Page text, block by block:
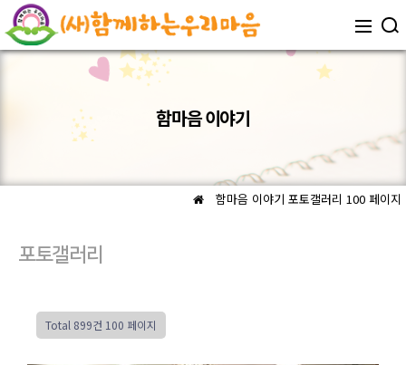
함마음 이야기
함마음 이야기 포토갤러리 100 페이지
포토갤러리
Total 899건 100 페이지